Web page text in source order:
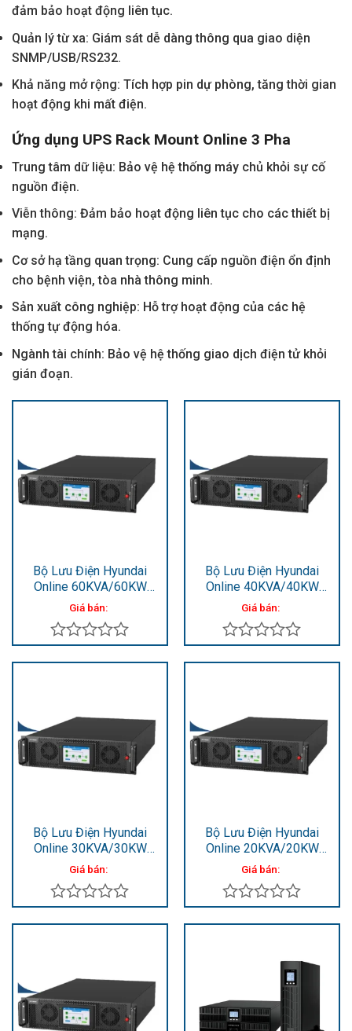
đảm bảo hoạt động liên tục.
Quản lý từ xa: Giám sát dễ dàng thông qua giao diện
SNMP/USB/RS232.
Khả năng mở rộng: Tích hợp pin dự phòng, tăng thời gian
hoạt động khi mất điện.
Ứng dụng UPS Rack Mount Online 3 Pha
Trung tâm dữ liệu: Bảo vệ hệ thống máy chủ khỏi sự cố
nguồn điện.
Viễn thông: Đảm bảo hoạt động liên tục cho các thiết bị
mạng.
Cơ sở hạ tầng quan trọng: Cung cấp nguồn điện ổn định
cho bệnh viện, tòa nhà thông minh.
Sản xuất công nghiệp: Hỗ trợ hoạt động của các hệ
thống tự động hóa.
Ngành tài chính: Bảo vệ hệ thống giao dịch điện tử khỏi
gián đoạn.
Bộ Lưu Điện Hyundai
Online 60KVA/60KW
HD-60KR3
xếp
sao
Giá bán:
Bộ Lưu Điện Hyundai
Online 40KVA/40KW
HD-40KR3
xếp
sao
Giá bán:
Bộ Lưu Điện Hyundai
Online 30KVA/30KW
HD-30KR3
xếp
sao
Giá bán:
Bộ Lưu Điện Hyundai
Online 20KVA/20KW
HD-20KR3
xếp
Giá bán: